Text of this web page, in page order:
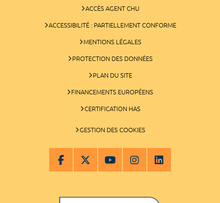
ACCÈS AGENT CHU
ACCESSIBILITÉ : PARTIELLEMENT CONFORME
MENTIONS LÉGALES
PROTECTION DES DONNÉES
PLAN DU SITE
FINANCEMENTS EUROPÉENS
CERTIFICATION HAS
GESTION DES COOKIES